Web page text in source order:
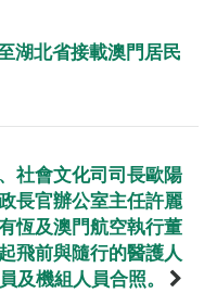
湖北省接載澳門居民
社會文化司司長歐陽
長官辦公室主任許麗
恆及澳門航空執行董
飛前與隨行的醫護人
及機組人員合照。